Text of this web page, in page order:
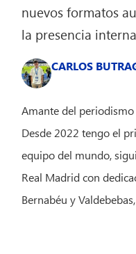
nuevos formatos
la presencia
CARLOS
Amante del
Desde 2022 tengo el
equipo del mundo,
Real Madrid con
Bernabéu y